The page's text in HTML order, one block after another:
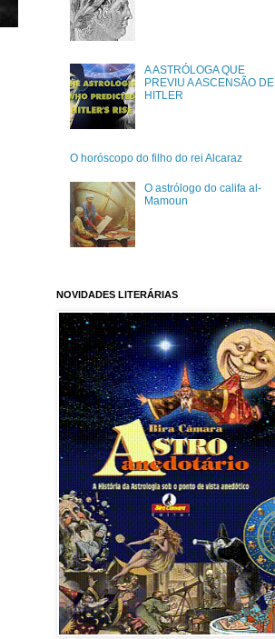
A ASTRÓLOGA QUE
PREVIU A ASCENSÃO DE
HITLER
O horóscopo do filho do rei Alcaraz
O astrólogo do califa al-
Mamoun
NOVIDADES LITERÁRIAS